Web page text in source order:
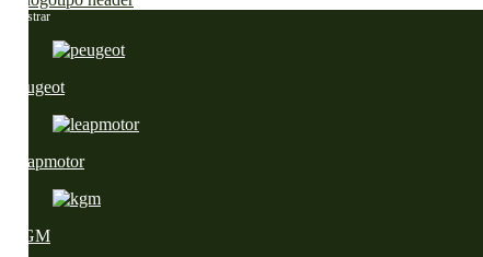
Mostrar
Peugeot
Leapmotor
KGM